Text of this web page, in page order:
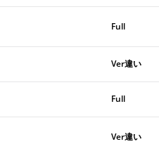
Full
Ver違い
Full
Ver違い